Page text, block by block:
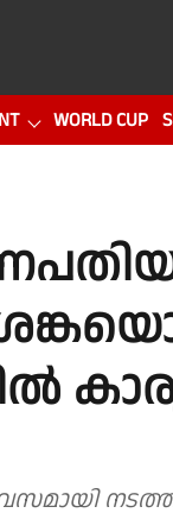
WORLD CUP